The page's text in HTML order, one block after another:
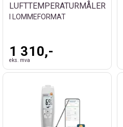
LUFTTEMPERATURMÅLER
I LOMMEFORMAT
1 310,-
eks. mva